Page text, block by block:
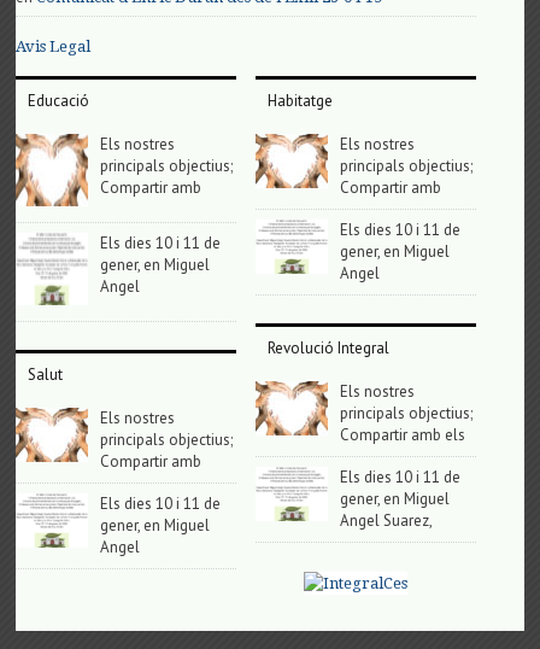
Avis Legal
Educació
Els nostres
principals objectius;
Compartir amb
Els dies 10 i 11 de
gener, en Miguel
Angel
Salut
Els nostres
principals objectius;
Compartir amb
Els dies 10 i 11 de
gener, en Miguel
Angel
Habitatge
Els nostres
principals objectius;
Compartir amb
Els dies 10 i 11 de
gener, en Miguel
Angel
Revolució Integral
Els nostres
principals objectius;
Compartir amb els
Els dies 10 i 11 de
gener, en Miguel
Angel Suarez,